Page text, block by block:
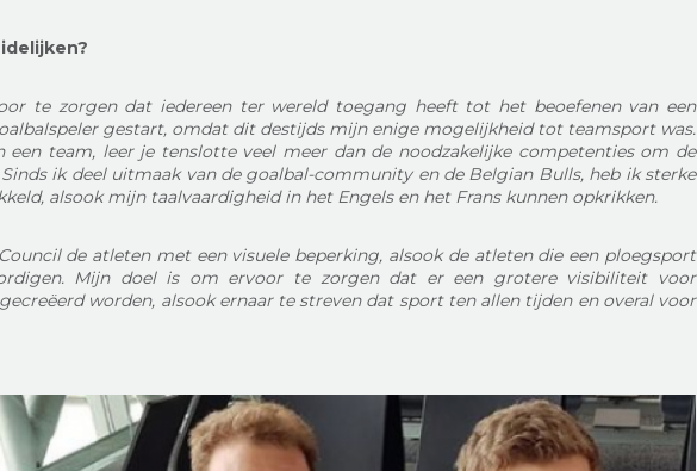
te zorgen dat iedereen ter wereld toegang heeft tot het beoefenen van een
gestart, omdat dit destijds mijn enige mogelijkheid tot teamsport was.
team, leer je tenslotte veel meer dan de noodzakelijke competenties om de
ik deel uitmaak van de goalbal-community en de Belgian Bulls, heb ik sterke
alsook mijn taalvaardigheid in het Engels en het Frans kunnen opkrikken.
de atleten met een visuele beperking, alsook de atleten die een ploegsport
Mijn doel is om ervoor te zorgen dat er een grotere visibiliteit voor
worden, alsook ernaar te streven dat sport ten allen tijden en overal voor